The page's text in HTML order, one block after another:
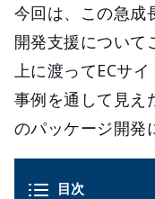
今回は、この急成
開発支援について
上に渡ってECサ
事例を通して見え
のパッケージ開発
目次